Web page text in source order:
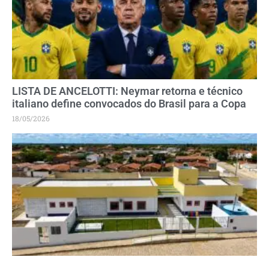
LISTA DE ANCELOTTI: Neymar retorna e técnico
italiano define convocados do Brasil para a Copa
18/05/2026